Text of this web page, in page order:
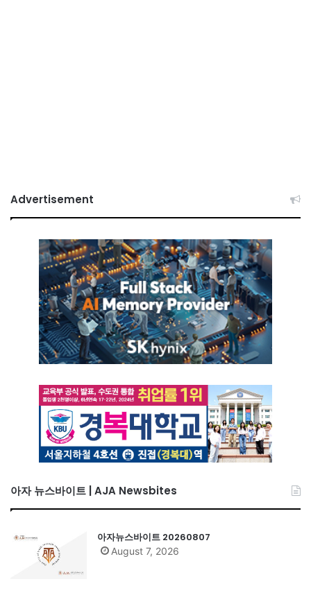
Advertisement
아자 뉴스바이트 | AJA Newsbites
아자뉴스바이트 20260807
August 7, 2026